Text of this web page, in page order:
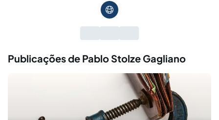
Publicações de Pablo Stolze Gagliano